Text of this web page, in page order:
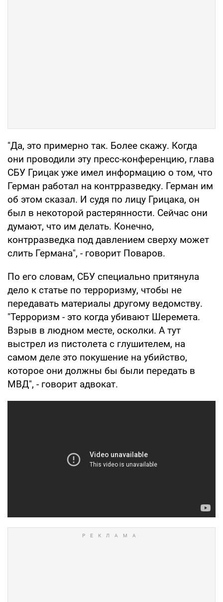
"Да, это примерно так. Более скажу. Когда
они проводили эту пресс-конференцию, глава
СБУ Грицак уже имел информацию о том, что
Герман работал на контрразведку. Герман им
об этом сказал. И судя по лицу Грицака, он
был в некоторой растерянности. Сейчас они
думают, что им делать. Конечно,
контрразведка под давлением сверху может
слить Германа", - говорит Поваров.
По его словам, СБУ специально притянула
дело к статье по терроризму, чтобы не
передавать материалы другому ведомству.
"Терроризм - это когда убивают Шеремета.
Взрыв в людном месте, осколки. А тут
выстрел из пистолета с глушителем, на
самом деле это покушение на убийство,
которое они должны бы были передать в
МВД", - говорит адвокат.